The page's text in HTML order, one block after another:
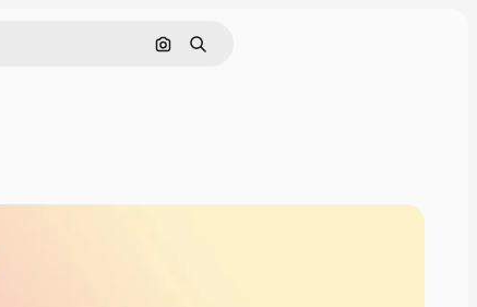
画像で検索
検索